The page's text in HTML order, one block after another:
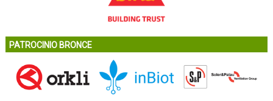
PATROCINIO BRONCE